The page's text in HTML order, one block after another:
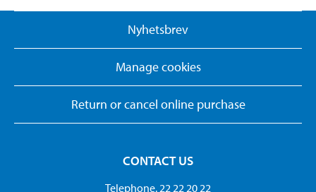
Nyhetsbrev
Manage cookies
Return or cancel online purchase
CONTACT US
Telephone. 22 22 20 22